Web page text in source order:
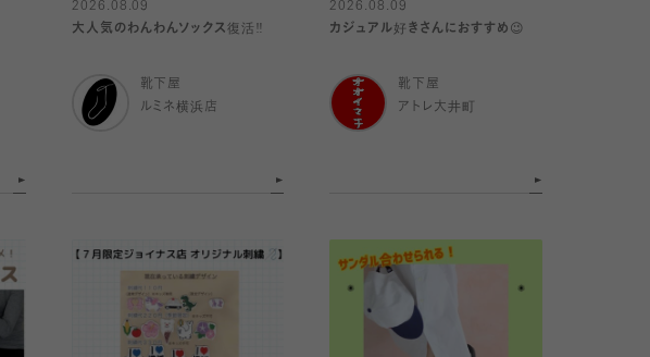
2026.08.09
大人気のわんわんソックス復活‼️
靴下屋
ルミネ横浜店
2026.08.09
カジュアル好きさんにおすすめ😉
靴下屋
アトレ大井町